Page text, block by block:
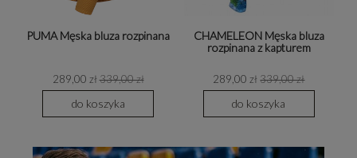
PUMA Męska bluza rozpinana
289,00 zł 339,00 zł
do koszyka
CHAMELEON Męska bluza
rozpinana z kapturem
289,00 zł 339,00 zł
do koszyka